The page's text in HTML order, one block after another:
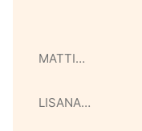
MATTI…
LISANA…